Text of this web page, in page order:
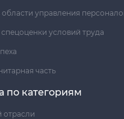
управления
спецоценки условий труда
часть
по категориям
отрасли